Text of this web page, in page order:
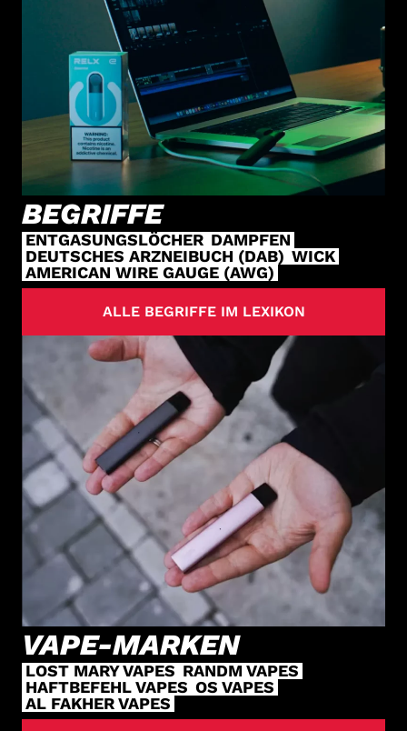
BEGRIFFE
ENTGASUNGSLÖCHER DAMPFEN
DEUTSCHES ARZNEIBUCH (DAB) WICK
AMERICAN WIRE GAUGE (AWG)
ALLE BEGRIFFE IM LEXIKON
VAPE-MARKEN
LOST MARY VAPES RANDM VAPES
HAFTBEFEHL VAPES OS VAPES
AL FAKHER VAPES